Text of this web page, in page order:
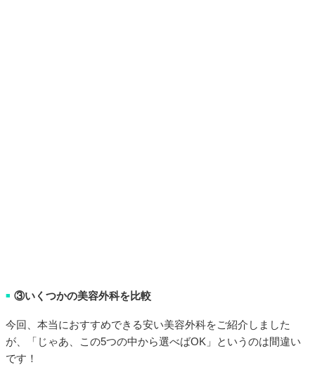
■ ③いくつかの美容外科を比較
今回、本当におすすめできる安い美容外科をご紹介しました
が、「じゃあ、この5つの中から選べばOK」というのは間違い
です！